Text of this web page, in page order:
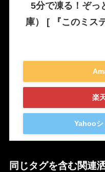
5分で凍る！ぞっ
庫） [ 『このミス
楽
Yahooシ
同じタグを含む関連